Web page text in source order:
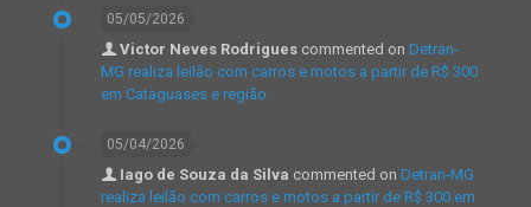
05/05/2026
Victor Neves Rodrigues commented on Detran-
MG realiza leilão com carros e motos a partir de R$ 300
em Cataguases e região.
05/04/2026
Iago de Souza da Silva commented on Detran-MG
realiza leilão com carros e motos a partir de R$ 300 em